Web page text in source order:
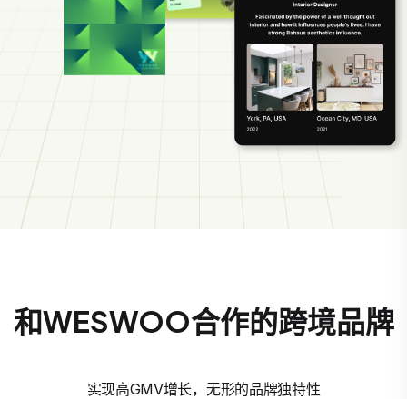
和WESWOO合作的跨境品牌
实现高GMV增长，无形的品牌独特性